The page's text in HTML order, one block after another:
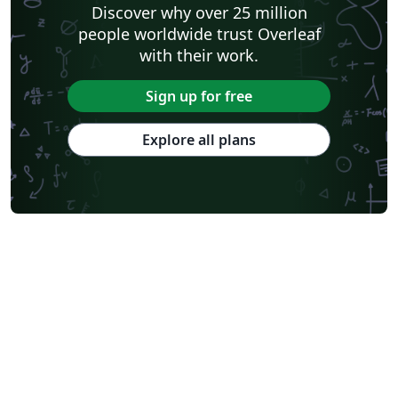
Discover why over 25 million
people worldwide trust Overleaf
with their work.
Sign up for free
Explore all plans